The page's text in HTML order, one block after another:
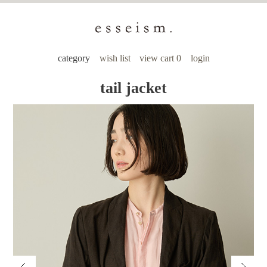
category wish list view cart 0 login
tail jacket